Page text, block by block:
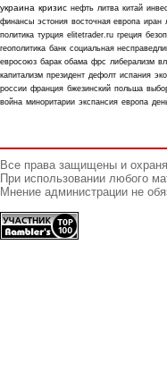
украина кризис нефть литва китай
финансы эстония восточная европа иран
политика турция elitetrader.ru греция
геополитика банк социальная
евросоюз барак обама фрс либерализм
капитализм президент дефолт испания
россии франция бжезинский польша
война миноритарии экспансия европа
Все права защищены и
При использовании любого
Мнение администрации не